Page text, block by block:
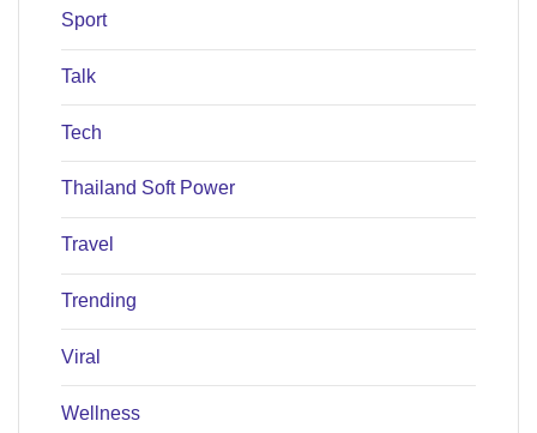
Sport
Talk
Tech
Thailand Soft Power
Travel
Trending
Viral
Wellness